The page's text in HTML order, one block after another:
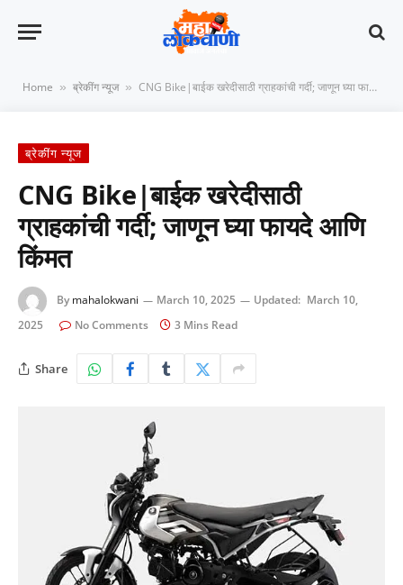
Home » ब्रेकींग न्यूज » CNG Bike|बाईक खरेदीसाठी ग्राहकांची गर्दी; जाणून घ्या फायदे आणि किंमत
ब्रेकींग न्यूज
CNG Bike|बाईक खरेदीसाठी
ग्राहकांची गर्दी; जाणून घ्या फायदे आणि
किंमत
By mahalokwani March 10, 2025 Updated: March 10,
2025
No Comments 3 Mins Read
Share